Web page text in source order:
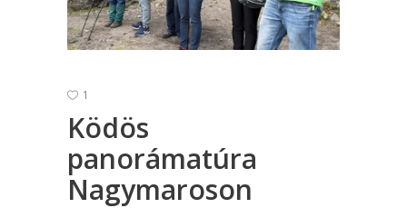
1
Ködös
panorámatúra
Nagymaroson